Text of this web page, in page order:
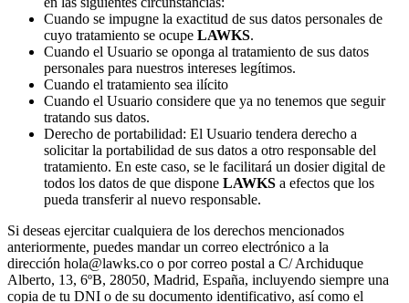
Cuando se impugne la exactitud de sus datos personales de
cuyo tratamiento se ocupe LAWKS.
Cuando el Usuario se oponga al tratamiento de sus datos
personales para nuestros intereses legítimos.
Cuando el tratamiento sea ilícito
Cuando el Usuario considere que ya no tenemos que seguir
tratando sus datos.
Derecho de portabilidad: El Usuario tendera derecho a
solicitar la portabilidad de sus datos a otro responsable del
tratamiento. En este caso, se le facilitará un dosier digital de
todos los datos de que dispone LAWKS a efectos que los
pueda transferir al nuevo responsable.
Si deseas ejercitar cualquiera de los derechos mencionados
anteriormente, puedes mandar un correo electrónico a la
dirección hola@lawks.co o por correo postal a C/ Archiduque
Alberto, 13, 6ºB, 28050, Madrid, España, incluyendo siempre una
copia de tu DNI o de su documento identificativo, así como el